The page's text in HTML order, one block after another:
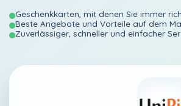
Geschenkkarten, mit denen Sie immer
Beste Angebote und Vorteile auf dem
Zuverlässiger, schneller und einfacher